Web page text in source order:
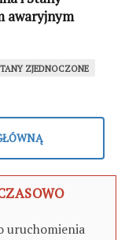
awaryjnym
ZJEDNOCZONE
uruchomienia